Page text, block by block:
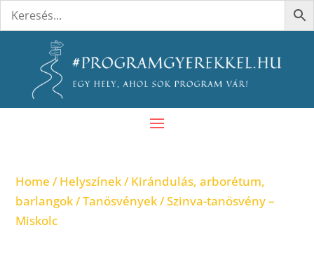
Home /Helyszínek/Kirándulás, arborétum,
barlangok/Tanösvények/ Szinva-tanösvény –
Miskolc